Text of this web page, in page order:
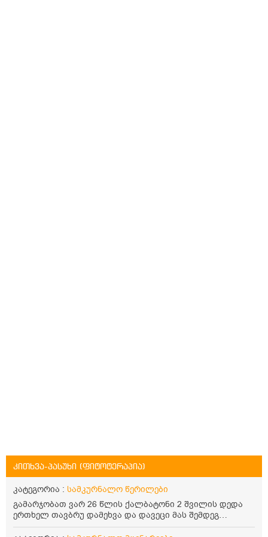
კითხვა-პასუხი (ფიტოტერაპია)
კატეგორია : სამკურნალო წერილები
გამარჯობათ ვარ 26 წლის ქალბატონი 2 შვილის დედა
ერთხელ თავბრუ დამეხვა და დავეცი მას შემდეგ
დამეწყო შიშები ვეღარ გავდიოდი გარეთ რადგან ისევ